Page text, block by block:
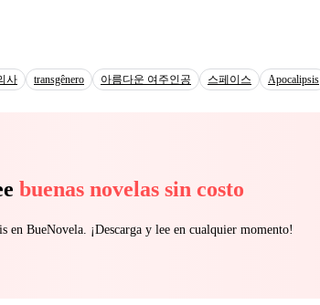
사 transgênero 아름다운 여주인공 스페이스 Apocalipsis
buenas novelas sin costo
en BueNovela. ¡Descarga y lee en cualquier momento!